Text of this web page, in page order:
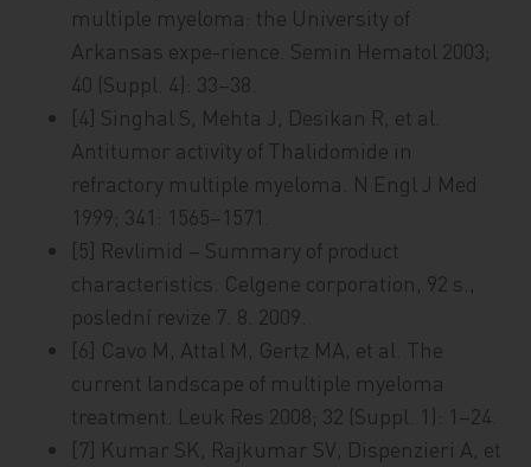
multiple myeloma: the University of
Arkansas expe-rience. Semin Hematol 2003;
40 (Suppl. 4): 33–38.
[4] Singhal S, Mehta J, Desikan R, et al.
Antitumor activity of Thalidomide in
refractory multiple myeloma. N Engl J Med
1999; 341: 1565–1571.
[5] Revlimid – Summary of product
characteristics. Celgene corporation, 92 s.,
poslední revize 7. 8. 2009.
[6] Cavo M, Attal M, Gertz MA, et al. The
current landscape of multiple myeloma
treatment. Leuk Res 2008; 32 (Suppl. 1): 1–24.
[7] Kumar SK, Rajkumar SV, Dispenzieri A, et